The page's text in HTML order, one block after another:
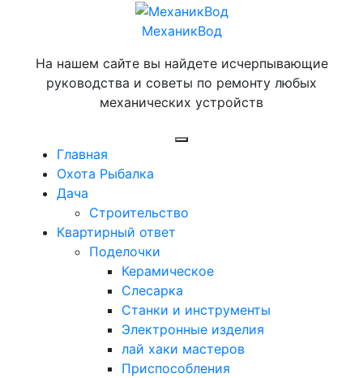
МеханикВод
На нашем сайте вы найдете исчерпывающие
руководства и советы по ремонту любых
механических устройств
Главная
Охота Рыбалка
Дача
Строительство
Квартирный ответ
Поделочки
Керамическое
Слесарка
Станки и инструменты
Электронные изделия
лай хаки мастеров
Приспособления